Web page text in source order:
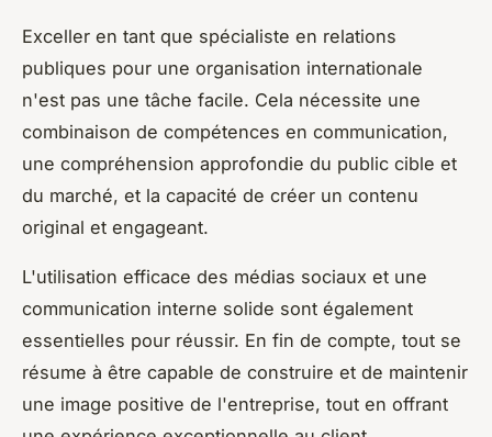
Exceller en tant que spécialiste en relations
publiques pour une organisation internationale
n'est pas une tâche facile. Cela nécessite une
combinaison de compétences en communication,
une compréhension approfondie du public cible et
du marché, et la capacité de créer un contenu
original et engageant.
L'utilisation efficace des médias sociaux et une
communication interne solide sont également
essentielles pour réussir. En fin de compte, tout se
résume à être capable de construire et de maintenir
une image positive de l'entreprise, tout en offrant